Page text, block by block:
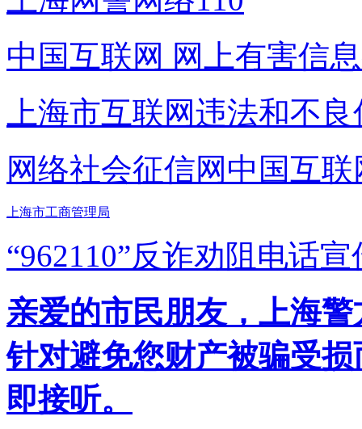
中国互联网 网上有害信
上海市互联网违法和不
网络社会征信网 中国互
上海市工商管理局
“962110”反诈劝阻电话宣
亲爱的市民朋友，上海
针对避免您财产被骗受
即接听。